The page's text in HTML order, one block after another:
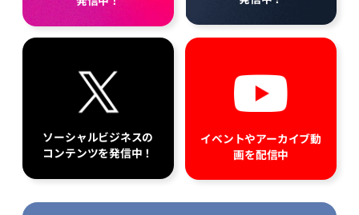
ソーシャルビジネスの
コンテンツを発信中！
イベントやアーカイブ動
画を配信中